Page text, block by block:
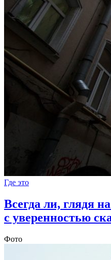
Где это
Всегда ли, глядя
с уверенностью
Фото